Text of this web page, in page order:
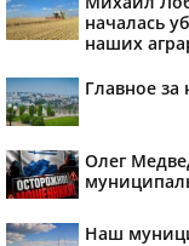
началась
наших
Главное за
Олег
Наш